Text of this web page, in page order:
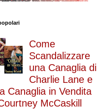
Come
Scandalizzare
una Canaglia di
Charlie Lane e
Canaglia in Vendita
McCaskill